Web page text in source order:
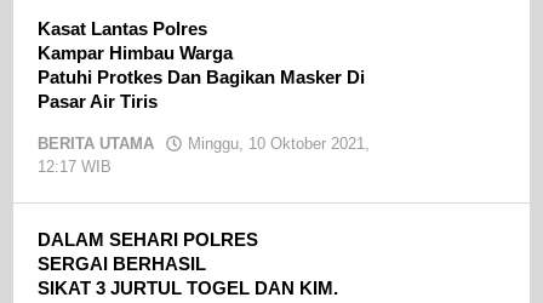
Kasat Lantas Polres
Kampar Himbau Warga
Patuhi Protkes Dan Bagikan Masker Di
Pasar Air Tiris
BERITA UTAMA
Minggu, 10 Oktober 2021,
12:17 WIB
DALAM SEHARI POLRES
SERGAI BERHASIL
SIKAT 3 JURTUL TOGEL DAN KIM.